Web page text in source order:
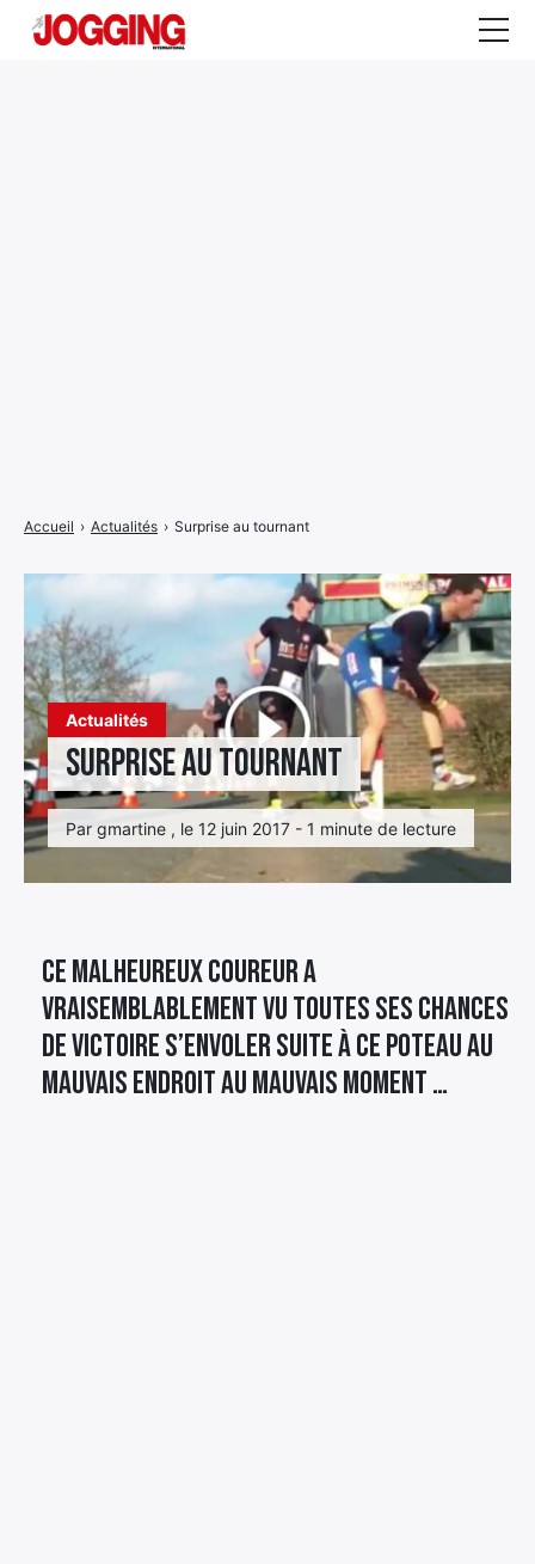
Actualités
Surprise au tournant
Par gmartine , le 12 juin 2017 - 1 minute de lecture
Accueil › Actualités › Surprise au tournant
Ce malheureux coureur a
vraisemblablement vu toutes ses chances
de victoire s’envoler suite à ce poteau au
mauvais endroit au mauvais moment …
Élément
de
menu
Élément
de
menu
Élément
de
menu